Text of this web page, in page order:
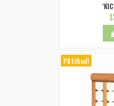
På tilbud!